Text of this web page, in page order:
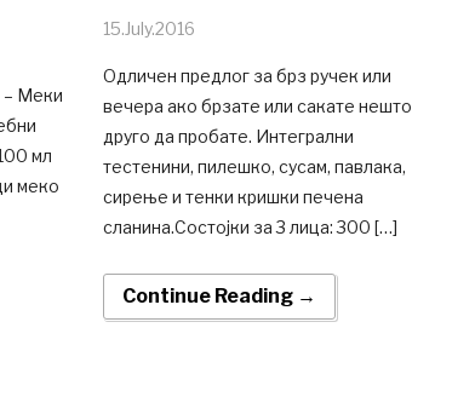
– Меки
мл
меко
15.July.2016
Одличен предлог за брз ручек или
вечера ако брзате или сакате нешто
друго да пробате. Интегрални
тестенини, пилешко, сусам, павлака,
сирење и тенки кришки печена
сланина.Состојки за 3 лица: 300 […]
Continue Reading →